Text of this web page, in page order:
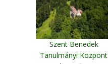
Szent Benedek
Tanulmányi Központ